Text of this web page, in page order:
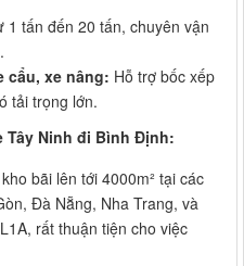
1 tấn đến 20 tấn, chuyên vận
cẩu, xe nâng: Hỗ trợ bốc xếp
tải trọng lớn.
Tây Ninh đi Bình Định:
bãi lên tới 4000m² tại các
Đà Nẵng, Nha Trang, và
rất thuận tiện cho việc